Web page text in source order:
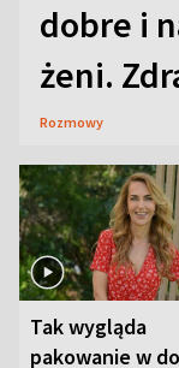
dobre i
żeni.
Rozmowy
Tak wygląda
pakowanie w